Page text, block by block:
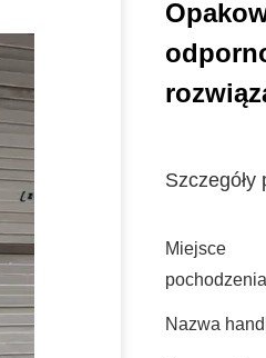
Szczegóły
Miejsce
Nazwa